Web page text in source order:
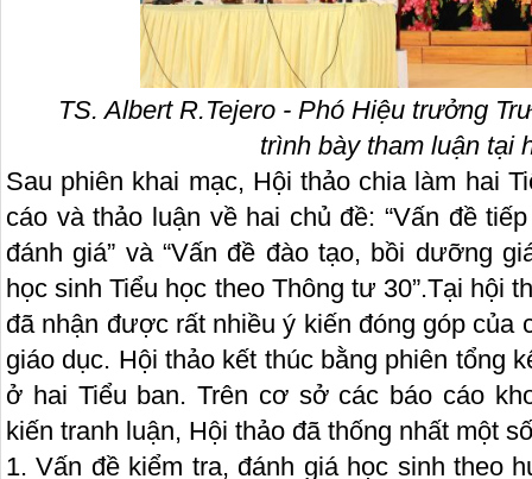
TS. Albert R.Tejero - Phó Hiệu trưởng
trình bày tham luận tại
Sau phiên khai mạc, Hội thảo chia làm hai
cáo và thảo luận về hai chủ đề: “Vấn đề
đánh giá” và “Vấn đề đào tạo, bồi dưỡng
học sinh Tiểu học theo Thông tư 30”.Tại hội
đã nhận được rất nhiều ý kiến đóng góp của
giáo dục. Hội thảo kết thúc bằng phiên tổng
ở hai Tiểu ban. Trên cơ sở các báo cáo
kiến tranh luận, Hội thảo đã thống nhất một
1. Vấn đề kiểm tra, đánh giá học sinh theo